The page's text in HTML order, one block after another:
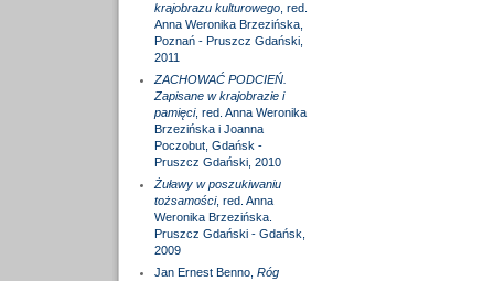
krajobrazu kulturowego, red.
Anna Weronika Brzezińska,
Poznań - Pruszcz Gdański,
2011
ZACHOWAĆ PODCIEŃ.
Zapisane w krajobrazie i
pamięci, red. Anna Weronika
Brzezińska i Joanna
Poczobut, Gdańsk -
Pruszcz Gdański, 2010
Żuławy w poszukiwaniu
tożsamości, red. Anna
Weronika Brzezińska.
Pruszcz Gdański - Gdańsk,
2009
Jan Ernest Benno, Róg